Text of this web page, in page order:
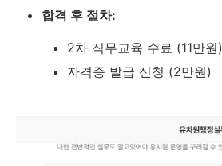
합격 후 절차:
2차 직무교육 수료 (11만원)
자격증 발급 신청 (2만원)